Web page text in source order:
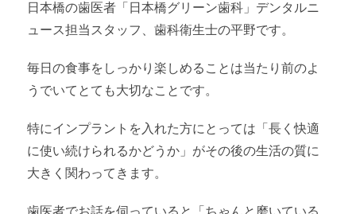
日本橋の歯医者「日本橋グリーン歯科」デンタルニ
ュース担当スタッフ、歯科衛生士の平野です。
毎日の食事をしっかり楽しめることは当たり前のよ
うでいてとても大切なことです。
特にインプラントを入れた方にとっては「長く快適
に使い続けられるかどうか」がその後の生活の質に
大きく関わってきます。